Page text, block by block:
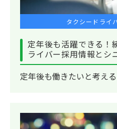
タクシードライ
定年後も活躍できる！
ライバー採用情報とシ
定年後も働きたいと考え